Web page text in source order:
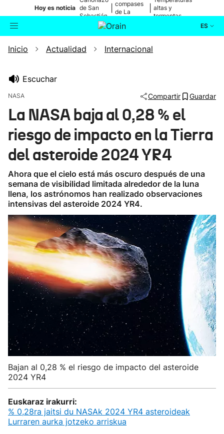
Hoy es noticia de San
Sebastián
compases
de La
altas y
tormentas
ES
Buscador Actualidad
Ikusmiran
Eguraldia
Inicio Actualidad Internacional
Escuchar
NASA Compartir Guardar
La NASA baja al 0,28 % el
riesgo de impacto en la Tierra
del asteroide 2024 YR4
Ahora que el cielo está más oscuro después de una
semana de visibilidad limitada alrededor de la luna
llena, los astrónomos han realizado observaciones
intensivas del asteroide 2024 YR4.
Bajan al 0,28 % el riesgo de impacto del asteroide
2024 YR4
Euskaraz irakurri:
% 0,28ra jaitsi du NASAk 2024 YR4 asteroideak
Lurraren aurka jotzeko arriskua